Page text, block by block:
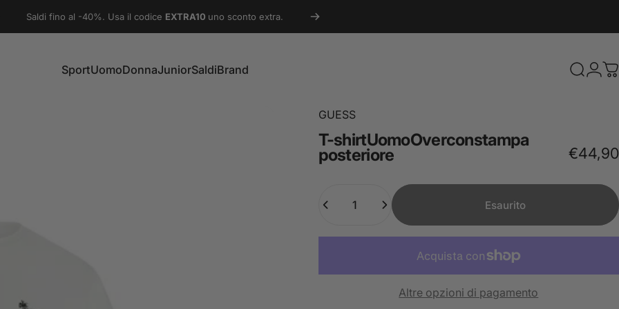
Saldi fino al -40%. Usa il codice EXTRA10 uno sconto extra.
SportUomoDonnaJuniorSaldiBrand Cerca
GUESS
T-shirtUomoOverconstampa
posteriore €44,90
Esaurito
Altre opzioni di pagamento